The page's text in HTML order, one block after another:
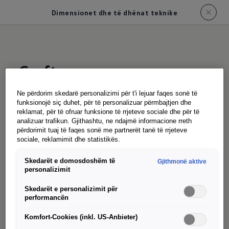
Dimensionet dhe të dhënat teknike
Crafter
Technische Daten
Entdecken Sie die detaillierten technischen
Daten und die kompletten Außen- und
umfassenden Überblick zu geben, sind die
Scrollen Sie nach unten, um mehr über die
Crafter zu erfahren.
Ne përdorim skedarë personalizimi për t'i lejuar faqes sonë të
funksionojë siç duhet, për të personalizuar përmbajtjen dhe
reklamat, për të ofruar funksione të rrjeteve sociale dhe për të
analizuar trafikun. Gjithashtu, ne ndajmë informacione rreth
përdorimit tuaj të faqes sonë me partnerët tanë të rrjeteve
sociale, reklamimit dhe statistikës.
Skedarët e domosdoshëm të
personalizimit
Gjithmonë aktive
Skedarët e personalizimit për
performancën
Komfort-Cookies (inkl. US-Anbieter)